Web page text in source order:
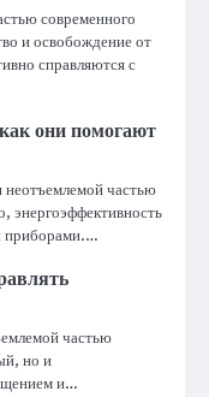
современного
и освобождение от
справляются с
они помогают
неотъемлемой частью
энергоэффективность
приборами.…
частью
но и
и…